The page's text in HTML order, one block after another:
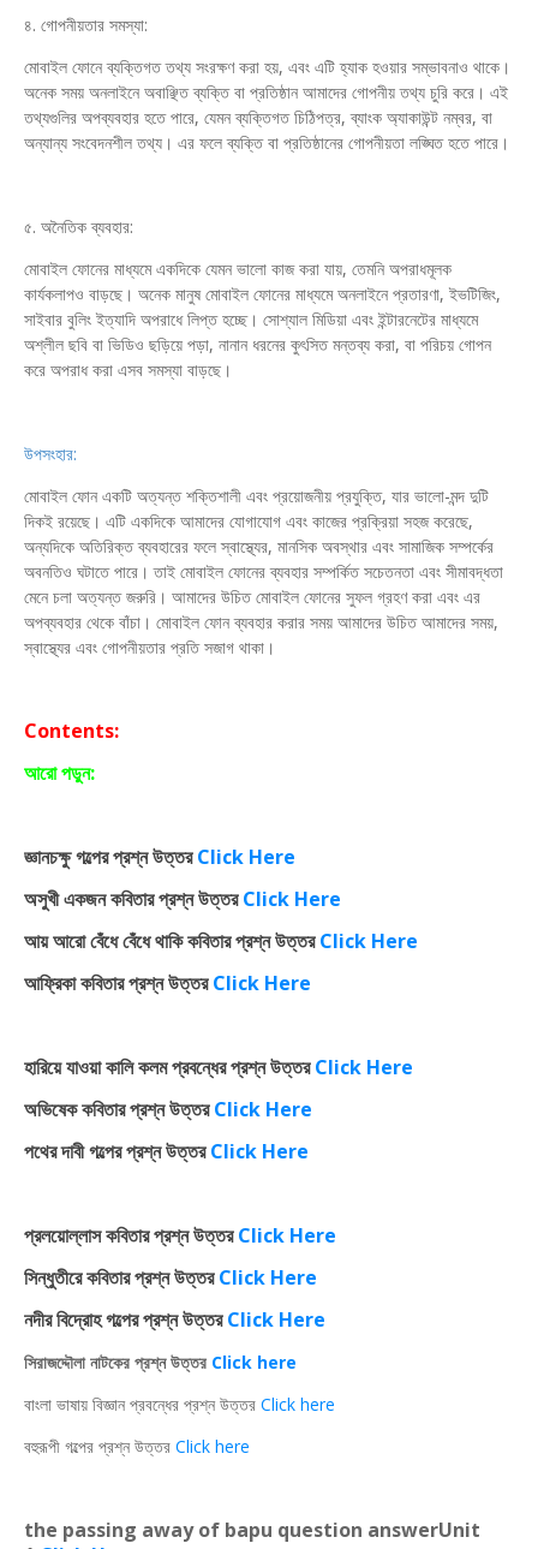
৪. গোপনীয়তার সমস্যা:
মোবাইল ফোনে ব্যক্তিগত তথ্য সংরক্ষণ করা হয়, এবং এটি হ্যাক হওয়ার সম্ভাবনাও থাকে।
অনেক সময় অনলাইনে অবাঞ্ছিত ব্যক্তি বা প্রতিষ্ঠান আমাদের গোপনীয় তথ্য চুরি করে। এই
তথ্যগুলির অপব্যবহার হতে পারে, যেমন ব্যক্তিগত চিঠিপত্র, ব্যাংক অ্যাকাউন্ট নম্বর, বা
অন্যান্য সংবেদনশীল তথ্য। এর ফলে ব্যক্তি বা প্রতিষ্ঠানের গোপনীয়তা লঙ্ঘিত হতে পারে।
৫. অনৈতিক ব্যবহার:
মোবাইল ফোনের মাধ্যমে একদিকে যেমন ভালো কাজ করা যায়, তেমনি অপরাধমূলক
কার্যকলাপও বাড়ছে। অনেক মানুষ মোবাইল ফোনের মাধ্যমে অনলাইনে প্রতারণা, ইভটিজিং,
সাইবার বুলিং ইত্যাদি অপরাধে লিপ্ত হচ্ছে। সোশ্যাল মিডিয়া এবং ইন্টারনেটের মাধ্যমে
অশ্লীল ছবি বা ভিডিও ছড়িয়ে পড়া, নানান ধরনের কুৎসিত মন্তব্য করা, বা পরিচয় গোপন
করে অপরাধ করা এসব সমস্যা বাড়ছে।
উপসংহার:
মোবাইল ফোন একটি অত্যন্ত শক্তিশালী এবং প্রয়োজনীয় প্রযুক্তি, যার ভালো-মন্দ দুটি
দিকই রয়েছে। এটি একদিকে আমাদের যোগাযোগ এবং কাজের প্রক্রিয়া সহজ করেছে,
অন্যদিকে অতিরিক্ত ব্যবহারের ফলে স্বাস্থ্যের, মানসিক অবস্থার এবং সামাজিক সম্পর্কের
অবনতিও ঘটাতে পারে। তাই মোবাইল ফোনের ব্যবহার সম্পর্কিত সচেতনতা এবং সীমাবদ্ধতা
মেনে চলা অত্যন্ত জরুরি। আমাদের উচিত মোবাইল ফোনের সুফল গ্রহণ করা এবং এর
অপব্যবহার থেকে বাঁচা। মোবাইল ফোন ব্যবহার করার সময় আমাদের উচিত আমাদের সময়,
স্বাস্থ্যের এবং গোপনীয়তার প্রতি সজাগ থাকা।
Contents:
আরো পড়ুন:
জ্ঞানচক্ষু গল্পের প্রশ্ন উত্তরClick Here
অসুখী একজন কবিতার প্রশ্ন উত্তরClick Here
আয় আরো বেঁধে বেঁধে থাকি কবিতার প্রশ্ন উত্তর Click Here
আফ্রিকা কবিতার প্রশ্ন উত্তরClick Here
হারিয়ে যাওয়া কালি কলম প্রবন্ধের প্রশ্ন উত্তরClick Here
অভিষেক কবিতার প্রশ্ন উত্তরClick Here
পথের দাবী গল্পের প্রশ্ন উত্তরClick Here
প্রলয়োল্লাস কবিতার প্রশ্ন উত্তরClick Here
সিন্ধুতীরে কবিতার প্রশ্ন উত্তরClick Here
নদীর বিদ্রোহ গল্পের প্রশ্ন উত্তরClick Here
সিরাজদ্দৌলা নাটকের প্রশ্ন উত্তর Click here
বাংলা ভাষায় বিজ্ঞান প্রবন্ধের প্রশ্ন উত্তর Click here
বহুরূপী গল্পের প্রশ্ন উত্তর Click here
the passing away of bapu question answerUnit